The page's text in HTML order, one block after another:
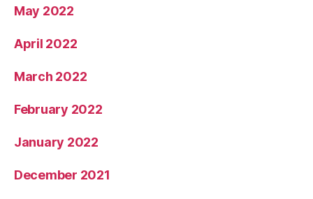
May 2022
April 2022
March 2022
February 2022
January 2022
December 2021